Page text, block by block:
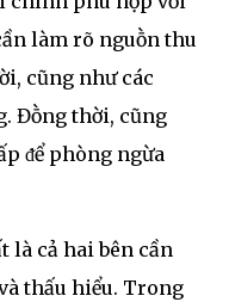
làm rõ nguṑn thu
cũng như các
Đṑng thời, cũng
ᵭể phòng ngừa
là cả hai bên cần
thấu hiểu. Trong